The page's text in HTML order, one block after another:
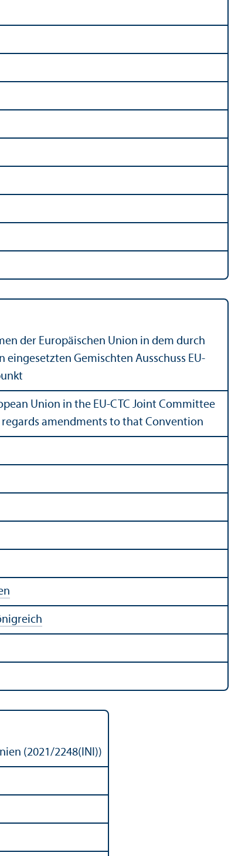
der Europäischen Union in dem durch
Gemischten Ausschuss EU-
Union in the EU-CTC Joint Committee
amendments to that Convention
(2021/2248(INI))